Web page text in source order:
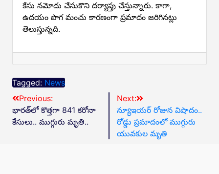
కేసు నమోదు చేసుకొని దర్యాప్తు చేస్తున్నారు. కాగా,
ఉదయం పొగ మంచు కారణంగా ప్రమాదం జరిగినట్లు
తెలుస్తున్నది.
Tagged: News
Previous:
భారత్‌లో కొత్తగా 841 కరోనా
కేసులు.. ముగ్గురు మృతి..
Next:
న్యూఇయర్ రోజున విషాదం..
రోడ్డు ప్రమాదంలో ముగ్గురు
యువకుల మృతి